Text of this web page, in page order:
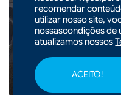
recomendar
utilizar nosso site,
nossascondições de
atualizamos nossos
ACEITO!